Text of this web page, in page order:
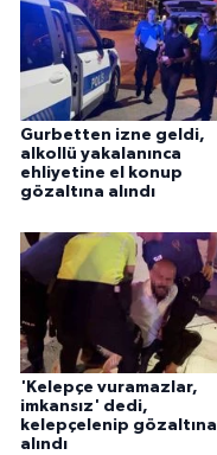
Gurbetten izne geldi,
alkollü yakalanınca
ehliyetine el konup
gözaltına alındı
'Kelepçe vuramazlar,
imkansız' dedi,
kelepçelenip gözaltına
alındı